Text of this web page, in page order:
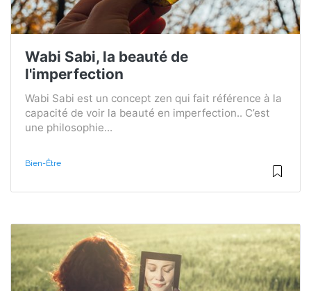
Wabi Sabi, la beauté de
l'imperfection
Wabi Sabi est un concept zen qui fait référence à la
capacité de voir la beauté en imperfection.. C’est
une philosophie...
Bien-Être